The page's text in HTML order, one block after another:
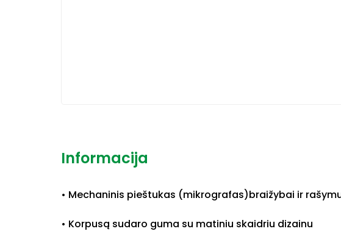
Informacija
• Mechaninis pieštukas (mikrografas)braižybai ir
• Korpusą sudaro guma su matiniu skaidriu dizainu